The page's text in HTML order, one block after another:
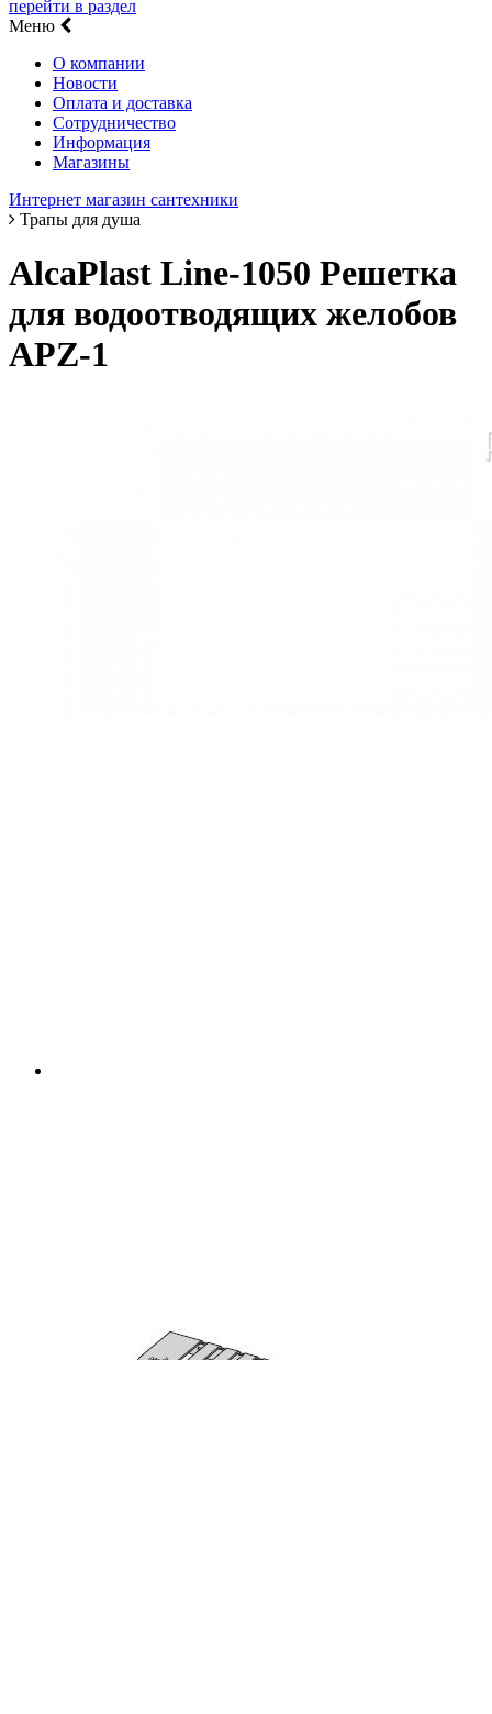
перейти в раздел
Меню
О компании
Новости
Оплата и доставка
Сотрудничество
Информация
Магазины
Интернет магазин сантехники
Трапы для душа
AlcaPlast Line-1050 Решетка
для водоотводящих желобов
APZ-1